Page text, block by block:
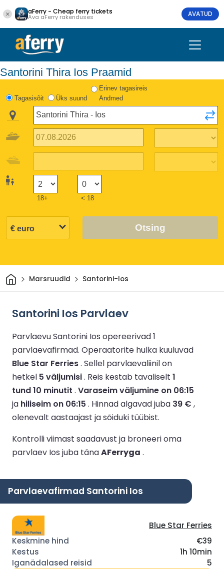
aFerry - Cheap ferry tickets
Ava aFerry rakenduses AVATUD
Santorini Thira Ios Praamid
Tagasisõit Üks suund
Erinev tagasireis
Andmed
18+ < 18
Otsing
Avaleht
Marsruudid Santorini-Ios
Santorini Ios Parvlaev
Parvlaevu Santorini Ios opereerivad 1
parvlaevafirmad. Operaatorite hulka kuuluvad
Blue Star Ferries. Sellel parvlaevaliinil on
hetkel 5 väljumisi. Reis kestab tavaliselt 1
tund 10 minutit . Varaseim väljumine on 06:15
ja hiliseim on 06:15 . Hinnad algavad juba 39 € ,
olenevalt aastaajast ja sõiduki tüübist.
Kontrolli viimast saadavust ja broneeri oma
parvlaev Ios juba tänaAFerryga .
Parvlaevafirmad Santorini Ios
Blue Star Ferries
€39
1h 10min
5